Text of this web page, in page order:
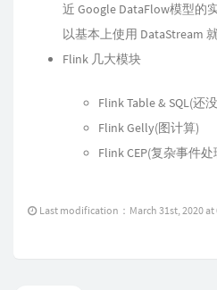
近 Google DataFlow模型的
以基本上使用 DataStream
Flink 几大模块
Flink Table & SQL(还
Flink Gelly(图计算)
Flink CEP(复杂事件处
Last modification：March 31st, 2020 at